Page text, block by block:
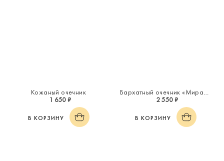
Кожаный очечник
1 650 ₽
В КОРЗИНУ
Бархатный очечник «Миражи»
2 550 ₽
В КОРЗИНУ